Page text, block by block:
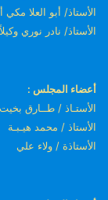
الأستاذ/ أبو العلا مكي
الأستاذ/ نادر نوري
أعضاء المجلس :
الأستـاذ / طــارق بخيت
الأستاذ / محمد هيـبـة
الأستاذة / ولاء علي